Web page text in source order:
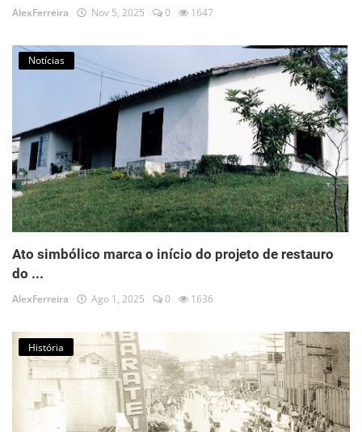
AlexFerreira Nov 5, 2025 0 1647
Notícias
Ato simbólico marca o início do projeto de restauro
do ...
AlexFerreira Ago 1, 2025 0 1636
História